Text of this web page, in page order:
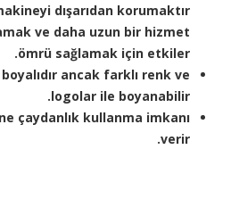
dışarıdan korumaktır.
ve daha uzun bir hizmet
ömrü sağlamak için etkiler.
ancak farklı renk ve
logolar ile boyanabilir.
çaydanlık kullanma imkanı
verir.